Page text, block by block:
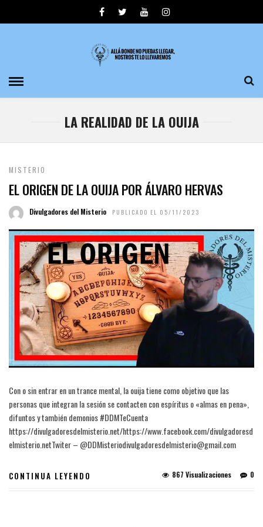
LA REALIDAD DE LA OUIJA
MISTERIO
EL ORIGEN DE LA OUIJA POR ÁLVARO HERVAS
Divulgadores del Misterio PUBLICADO EL 05/11/2023
Con o sin entrar en un trance mental, la ouija tiene como objetivo que las
personas que integran la sesión se contacten con espíritus o «almas en pena»,
difuntos y también demonios #DDMTeCuenta
https://divulgadoresdelmisterio.net/https://www.facebook.com/divulgadoresd
elmisterio.netTwiter – @DDMisteriodivulgadoresdelmisterio@gmail.com
CONTINUA LEYENDO 0
867 Visualizaciones